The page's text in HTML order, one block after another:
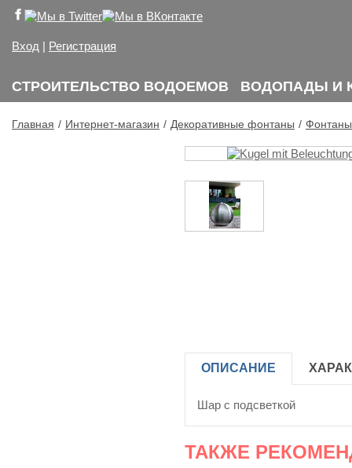
Вход | Регистрация
СТРОИТЕЛЬСТВО ВОДОЕМОВ ВОДОПАДЫ И
Главная Интернет-магазин Декоративные фонтаны
ОПИСАНИЕ
Шар с подсветкой
ТАКЖЕ